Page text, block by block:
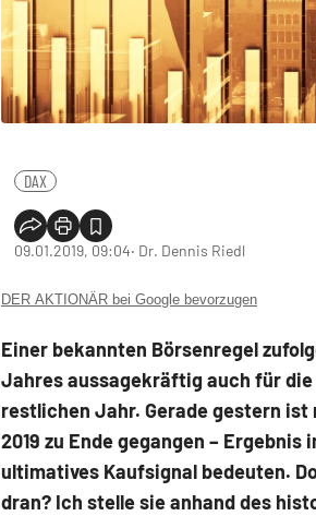
DAX
09.01.2019, 09:04‧ Dr. Dennis Riedl
DER AKTIONÄR bei Google bevorzugen
Einer bekannten Börsenregel
Jahres aussagekräftig auch für
restlichen Jahr. Gerade gestern
2019 zu Ende gegangen – Ergebnis
ultimatives Kaufsignal bedeuten.
dran? Ich stelle sie anhand des